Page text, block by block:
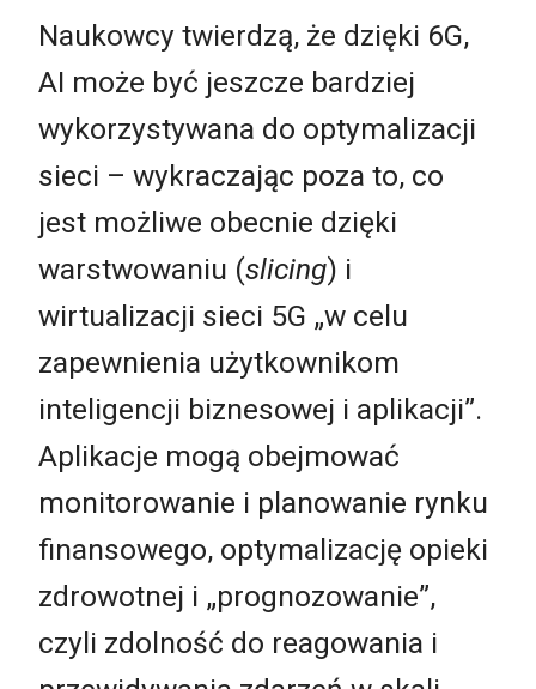
Naukowcy twierdzą, że dzięki 6G,
AI może być jeszcze bardziej
wykorzystywana do optymalizacji
sieci – wykraczając poza to, co
jest możliwe obecnie dzięki
warstwowaniu (slicing) i
wirtualizacji sieci 5G „w celu
zapewnienia użytkownikom
inteligencji biznesowej i aplikacji”.
Aplikacje mogą obejmować
monitorowanie i planowanie rynku
finansowego, optymalizację opieki
zdrowotnej i „prognozowanie”,
czyli zdolność do reagowania i